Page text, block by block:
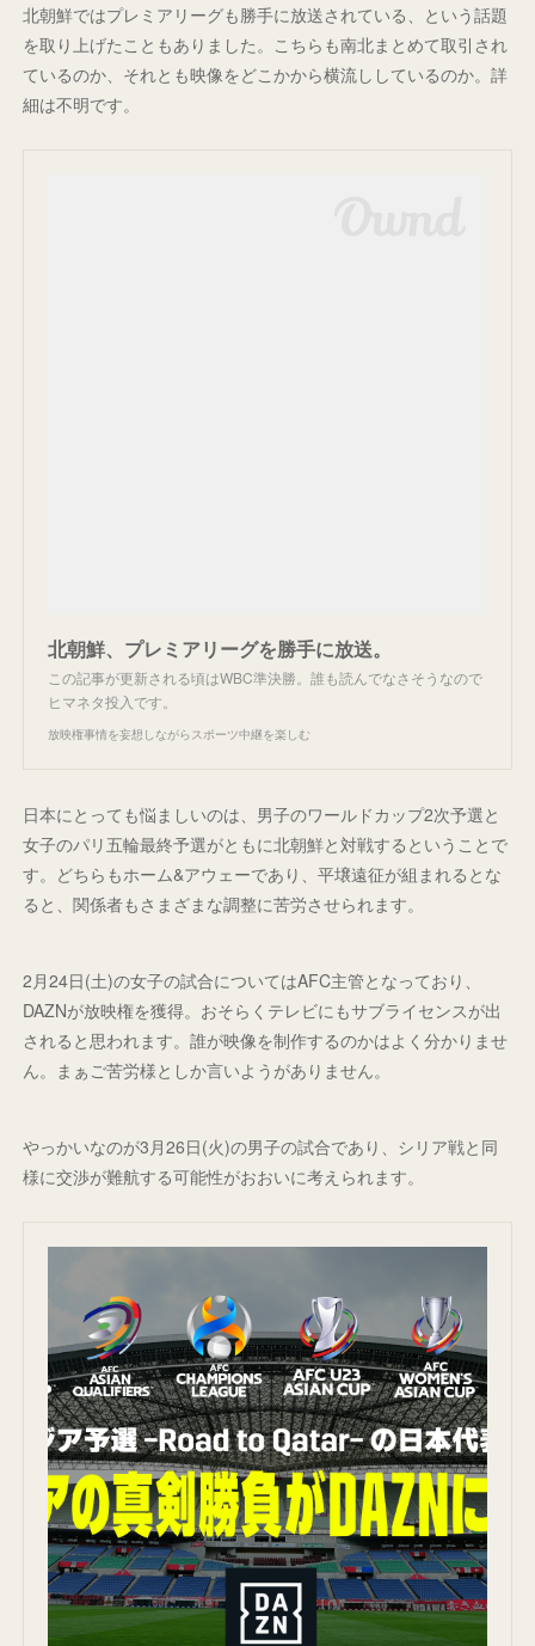
北朝鮮ではプレミアリーグも勝手に放送されている、という話題
を取り上げたこともありました。こちらも南北まとめて取引され
ているのか、それとも映像をどこかから横流ししているのか。詳
細は不明です。
北朝鮮、プレミアリーグを勝手に放送。
この記事が更新される頃はWBC準決勝。誰も読んでなさそうなので
ヒマネタ投入です。
放映権事情を妄想しながらスポーツ中継を楽しむ
日本にとっても悩ましいのは、男子のワールドカップ2次予選と
女子のパリ五輪最終予選がともに北朝鮮と対戦するということで
す。どちらもホーム&アウェーであり、平壌遠征が組まれるとな
ると、関係者もさまざまな調整に苦労させられます。
2月24日(土)の女子の試合についてはAFC主管となっており、
DAZNが放映権を獲得。おそらくテレビにもサブライセンスが出
されると思われます。誰が映像を制作するのかはよく分かりませ
ん。まぁご苦労様としか言いようがありません。
やっかいなのが3月26日(火)の男子の試合であり、シリア戦と同
様に交渉が難航する可能性がおおいに考えられます。